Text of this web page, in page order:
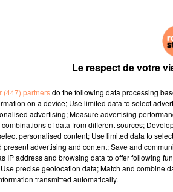
dans les salles :
certainement aux côtés de
Olivier Giroud et Kimpembé
Latine précolombienne
Andes, partis à la poursuite de
Le respect de votre
(447) partnersdo the following data processing
on a device; Use limited data to select
advertising; Measure advertising
combinations of data from different sources;
personalised content; Use limited data to
present advertising and content; Save and
IP address and browsing data to offer following
precise geolocation data; Match and combine
transmitted automatically.